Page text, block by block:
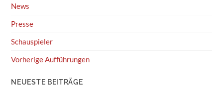
News
Presse
Schauspieler
Vorherige Aufführungen
NEUESTE BEITRÄGE